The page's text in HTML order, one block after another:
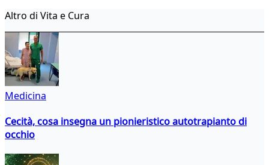
Altro di Vita e Cura
Medicina
Cecità, cosa insegna un pionieristico autotrapianto di
occhio